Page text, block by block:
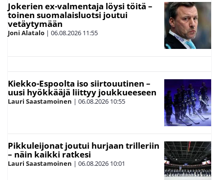
Jokerien ex-valmentaja löysi töitä –
toinen suomalaisluotsi joutui
vetäytymään
Joni Alatalo | 06.08.2026 11:55
Kiekko-Espoolta iso siirtouutinen –
uusi hyökkääjä liittyy joukkueeseen
Lauri Saastamoinen | 06.08.2026 10:55
Pikkuleijonat joutui hurjaan trilleriin
– näin kaikki ratkesi
Lauri Saastamoinen | 06.08.2026 10:01